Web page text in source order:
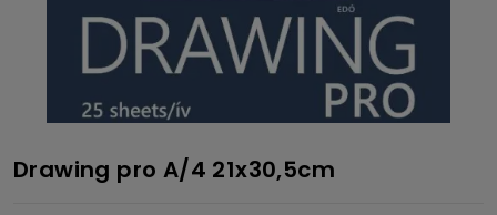
Drawing pro A/4 21x30,5cm